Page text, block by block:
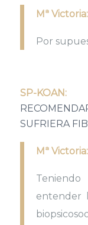
Mª Victoria:
Por
SP-KOAN:
SUFRIERA
Mª Victoria:
entender